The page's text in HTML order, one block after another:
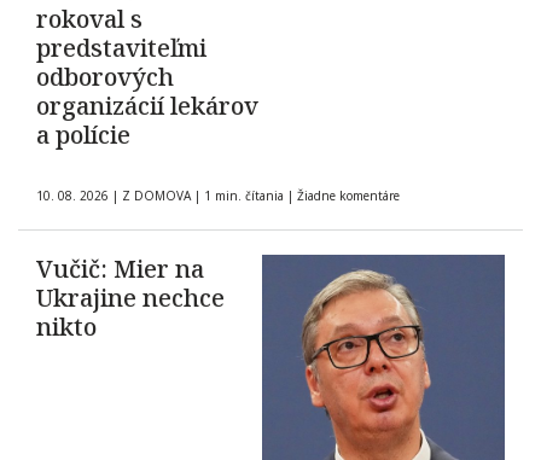
rokoval s
predstaviteľmi
odborových
organizácií lekárov
a polície
10. 08. 2026 | Z DOMOVA | 1 min. čítania | Žiadne komentáre
Vučič: Mier na
Ukrajine nechce
nikto